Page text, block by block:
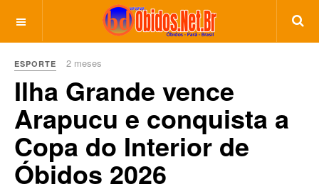
ESPORTE 2 meses
Ilha Grande vence
Arapucu e conquista a
Copa do Interior de
Óbidos 2026